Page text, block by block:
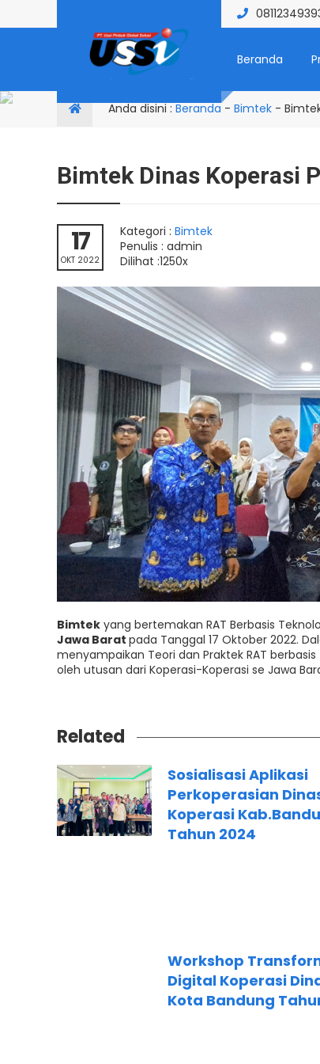
Beranda
Anda disini : Beranda - Bimtek -
Bimtek Dinas Koperasi
17
OKT 2022
Kategori : Bimtek
Penulis : admin
Dilihat :1250x
Bimtek yang bertemakan RAT Berbasis
Jawa Barat pada Tanggal 17 Oktober 2022.
menyampaikan Teori dan Praktek RAT
oleh utusan dari Koperasi-Koperasi se Jawa
Related
Sosialisasi Aplikasi
Perkoperasian
Koperasi
Tahun 2024
Workshop
Digital Koperasi
Kota Bandung